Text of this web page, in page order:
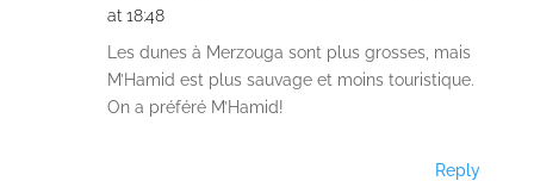
at 18:48
Les dunes à Merzouga sont plus grosses, mais
M’Hamid est plus sauvage et moins touristique.
On a préféré M’Hamid!
Reply